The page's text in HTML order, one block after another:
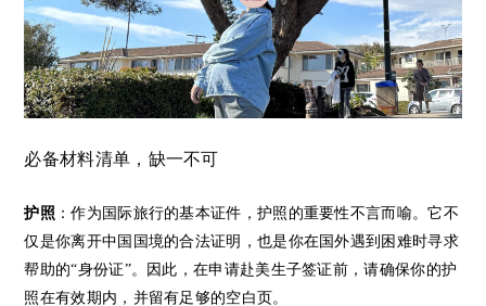
必备材料清单，缺一不可
护照 ：作为国际旅行的基本证件，护照的重要性不言而喻。它不
仅是你离开中国国境的合法证明，也是你在国外遇到困难时寻求
帮助的“身份证”。因此，在申请赴美生子签证前，请确保你的护
照在有效期内，并留有足够的空白页。